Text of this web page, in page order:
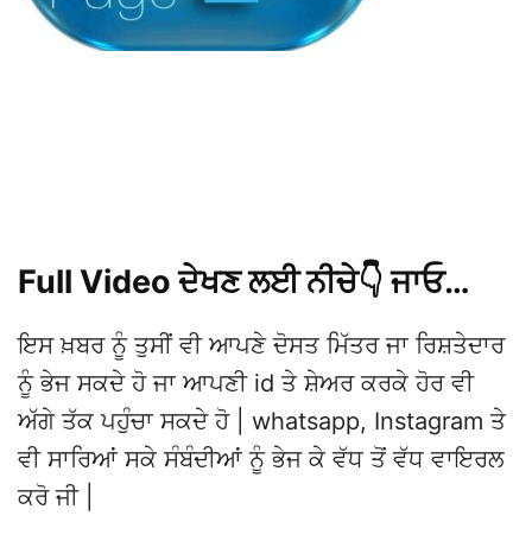
Full Video ਦੇਖਣ ਲਈ ਨੀਚੇ👇 ਜਾਓ…
ਇਸ ਖ਼ਬਰ ਨੂੰ ਤੁਸੀਂ ਵੀ ਆਪਣੇ ਦੋਸਤ ਮਿੱਤਰ ਜਾ ਰਿਸ਼ਤੇਦਾਰ
ਨੂੰ ਭੇਜ ਸਕਦੇ ਹੋ ਜਾ ਆਪਣੀ id ਤੇ ਸ਼ੇਅਰ ਕਰਕੇ ਹੋਰ ਵੀ
ਅੱਗੇ ਤੱਕ ਪਹੁੰਚਾ ਸਕਦੇ ਹੋ | whatsapp, Instagram ਤੇ
ਵੀ ਸਾਰਿਆਂ ਸਕੇ ਸੰਬੰਦੀਆਂ ਨੂੰ ਭੇਜ ਕੇ ਵੱਧ ਤੋਂ ਵੱਧ ਵਾਇਰਲ
ਕਰੋ ਜੀ |